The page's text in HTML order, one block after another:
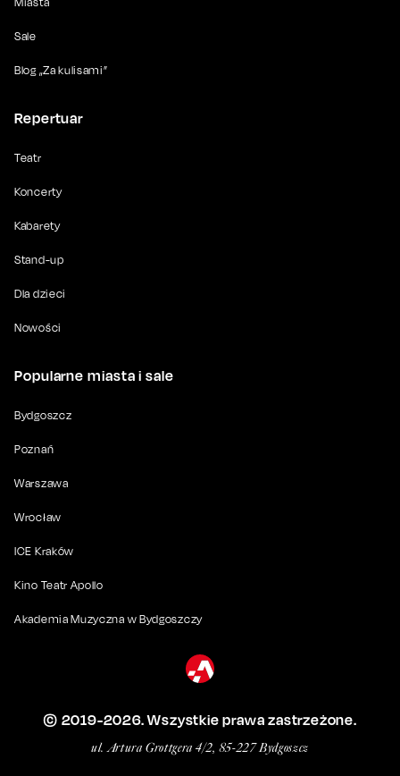
Sale
Blog „Za kulisami”
Repertuar
Teatr
Koncerty
Kabarety
Stand-up
Dla dzieci
Nowości
Popularne miasta i sale
Bydgoszcz
Poznań
Warszawa
Wrocław
ICE Kraków
Kino Teatr Apollo
Akademia Muzyczna w Bydgoszczy
© 2019-2026. Wszystkie prawa zastrzeżone.
ul. Artura Grottgera 4/2, 85-227 Bydgoszcz